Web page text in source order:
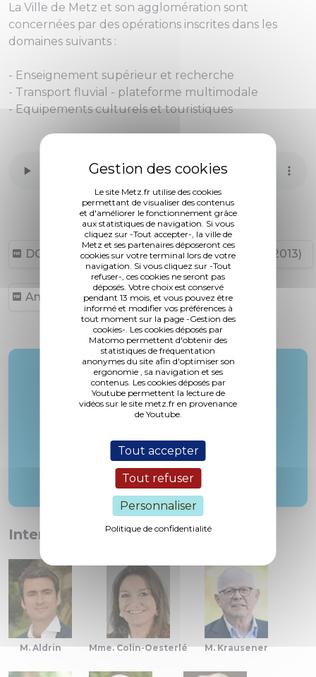
Le site Metz.fr utilise des cookies
permettant de visualiser des contenus
et d'améliorer le fonctionnement grâce
aux statistiques de navigation. Si vous
cliquez sur -Tout accepter-, la ville de
Metz et ses partenaires déposeront ces
cookies sur votre terminal lors de votre
navigation. Si vous cliquez sur -Tout
refuser-, ces cookies ne seront pas
déposés. Votre choix est conservé
pendant 13 mois, et vous pouvez être
informé et modifier vos préférences à
tout moment sur la page -Gestion des
cookies-. Les cookies déposés par
Matomo permettent d'obtenir des
statistiques de fréquentation
anonymes du site afin d'optimiser son
ergonomie , sa navigation et ses
contenus. Les cookies déposés par
Youtube permettent la lecture de
vidéos sur le site metz.fr en provenance
de Youtube.
Tout accepter
Tout refuser
Personnaliser
Politique de confidentialité
La Ville de Metz et son agglomération sont
concernées par des opérations inscrites dans les
domaines suivants :
- Enseignement supérieur et recherche
- Transport fluvial - plateforme multimodale
- Equipements culturels et touristiques
DCM N° 11-09-03 (130,68 ko, publié le 18/02/2013)
Annexes (2,21 Mo, publié le 18/02/2013)
Rapporteur :
M. Gros
Interventions :
M. Aldrin Mme. Colin-Oesterlé M. Krausener